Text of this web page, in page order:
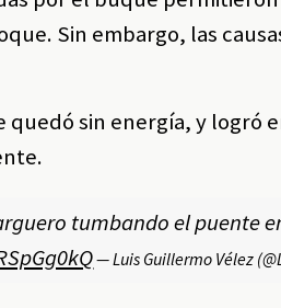
Sin embargo, las
quedó sin energía, y logró
tumbando el puente
— Luis Guillermo Vélez